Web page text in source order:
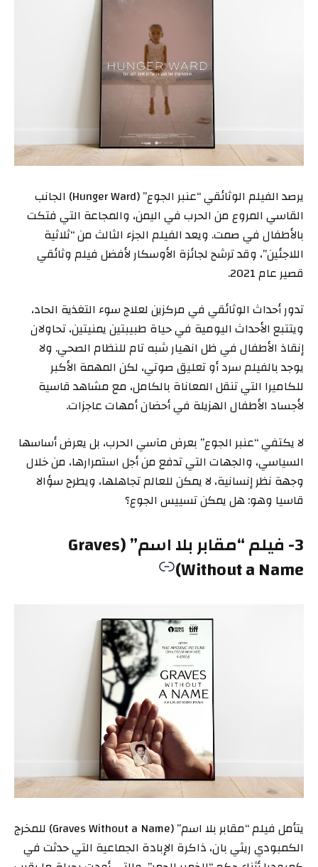
يرصد الفيلم الوثائقي “عنبر الجوع” (Hunger Ward) الجانب
القاسي المروع من الحرب في اليمن، والمجاعة التي فتكت
بالأطفال في صمت. ويعد الفيلم الجزء الثالث من “ثلاثية
اللاجئين”، وقد ترشح لجائزة الأوسكار لأفضل فيلم وثائقي
قصير عام 2021.
تدور أحداث الوثائقي في مركزين لعلاج سوء التغذية الحاد،
ويتتبع الأحداث اليومية في حياة طبيبتين يمنيتين، تحاولان
إنقاذ الأطفال في ظل انهيار شبه تام للنظام الصحي. ولا
يوجد بالفيلم سرد أو تعليق صوتي، لكن المهمة الأكبر
للكاميرا التي تنقل المعاناة بالكامل، مع مشاهد قاسية
لأجساد الأطفال الهزيلة في أحضان أمهات عاجزات.
لا يكتفي “عنبر الجوع” بعرض مآسي الحرب، بل يعرض أساسها
السياسي، والجهات التي تدفع من أجل استمرارها، من خلال
وجهة نظر إنسانية، لا يمكن للعالم تجاهلها، ويطرح سؤالا
قاسيا وهو: هل يمكن تسييس الجوع؟
3- فيلم “مقابر بلا اسم” (Graves
Without a Name)
يتأمل فيلم “مقابر بلا اسم” (Graves Without a Name) للمخرج
الكمبودي ريثي بان، ذاكرة الإبادة الجماعية التي حدثت في